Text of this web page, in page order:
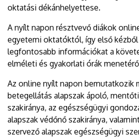
oktatási dékánhelyettese.
A nyílt napon résztvevő diákok
egyetemi oktatóktól, így első kézből
legfontosabb információkat a
elméleti és gyakorlati órák
Az online nyílt napon bemutatkozik
betegellátás alapszak ápoló,
szakiránya, az egészségügyi
alapszak védőnő szakiránya,
szervező alapszak egészségügyi